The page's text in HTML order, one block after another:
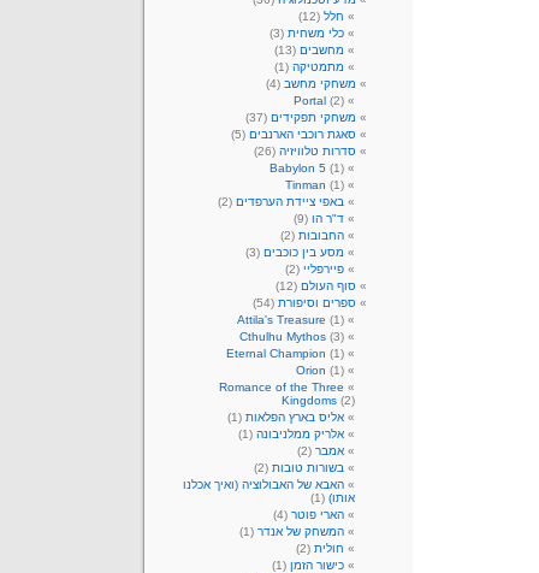
חלל (12)
כלי משחית (3)
מחשבים (13)
מתמטיקה (1)
משחקי מחשב (4)
Portal (2)
משחקי תפקידים (37)
סאגת רוכבי הארנבים (5)
סדרות טלוויזיה (26)
Babylon 5 (1)
Tinman (1)
באפי ציידת הערפדים (2)
ד"ר הו (9)
החבובות (2)
מסע בין כוכבים (3)
פיירפליי (2)
סוף העולם (12)
ספרים וסיפורת (54)
Attila's Treasure (1)
Cthulhu Mythos (3)
Eternal Champion (1)
Orion (1)
Romance of the Three
Kingdoms (2)
אליס בארץ הפלאות (1)
אלריק ממלניבונה (1)
אמבר (2)
בשורות טובות (2)
האבא של האבולוציה (ואיך אכלנו
אותו) (1)
הארי פוטר (4)
המשחק של אנדר (1)
חולית (2)
כישור הזמן (1)